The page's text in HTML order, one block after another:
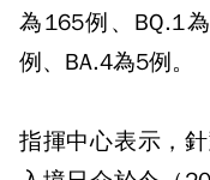
為165例、BQ.1
例、BA.4為5例。
指揮中心表示，